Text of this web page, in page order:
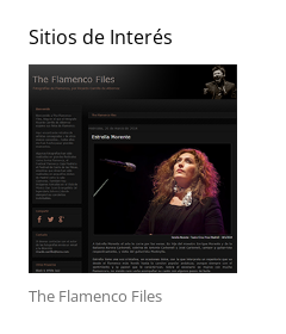
Sitios de Interés
The Flamenco Files